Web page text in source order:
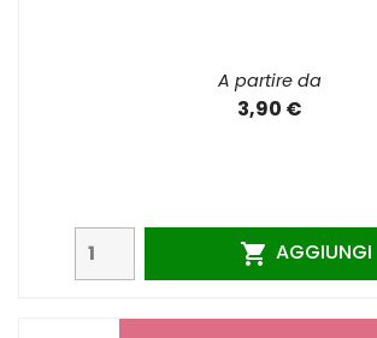
A partire da
3,90 €
 AGGIUNGI